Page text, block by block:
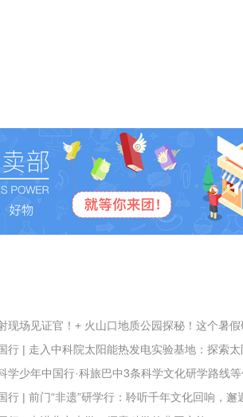
证官！+ 火山口地质公园探秘！这个暑假研学营让孩子亲历科学
| 走入中科院太阳能热发电实验基地：探索太阳能热发电的
少年中国行·科旅巴中3条科学文化研学路线等你打卡
| 前门“非遗”研学行：聆听千年文化回响，邂逅知识璀璨微